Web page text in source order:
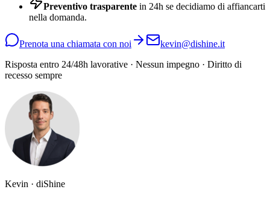
Preventivo trasparente in 24h se decidiamo di affiancarti
nella domanda.
Prenota una chiamata con noi
kevin@dishine.it
Risposta entro 24/48h lavorative · Nessun impegno · Diritto di
recesso sempre
Kevin · diShine